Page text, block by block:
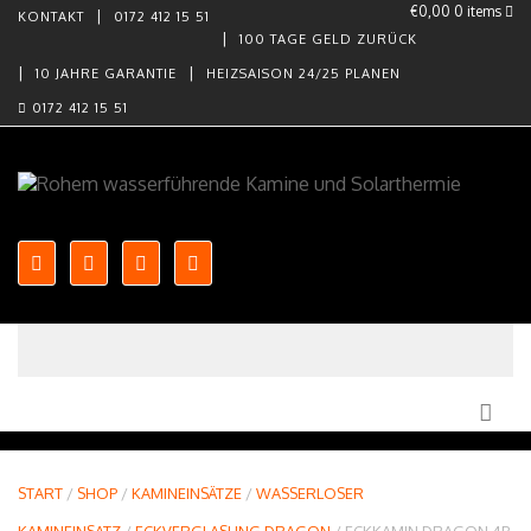
€0,00 0 items
KONTAKT
0172 412 15 51
100 TAGE GELD ZURÜCK
10 JAHRE GARANTIE HEIZSAISON 24/25 PLANEN
0172 412 15 51
START / SHOP / KAMINEINSÄTZE / WASSERLOSER